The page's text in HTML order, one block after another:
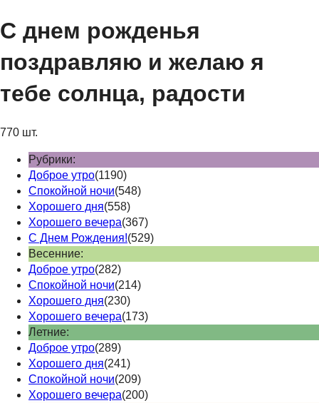
С днем рожденья
поздравляю и желаю я
тебе солнца, радости
770 шт.
Рубрики:
Доброе утро(1190)
Спокойной ночи(548)
Хорошего дня(558)
Хорошего вечера(367)
С Днем Рождения!(529)
Весенние:
Доброе утро(282)
Спокойной ночи(214)
Хорошего дня(230)
Хорошего вечера(173)
Летние:
Доброе утро(289)
Хорошего дня(241)
Спокойной ночи(209)
Хорошего вечера(200)